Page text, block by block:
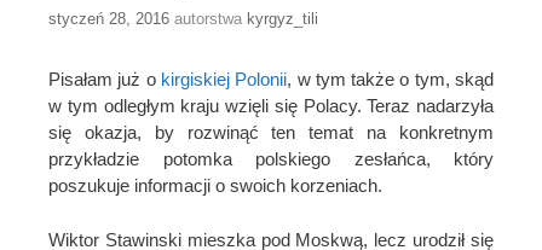
styczeń 28, 2016 autorstwa kyrgyz_tili
Pisałam już o kirgiskiej Polonii, w tym także o tym, skąd
w tym odległym kraju wzięli się Polacy. Teraz nadarzyła
się okazja, by rozwinąć ten temat na konkretnym
przykładzie potomka polskiego zesłańca, który
poszukuje informacji o swoich korzeniach.
Wiktor Stawinski mieszka pod Moskwą, lecz urodził się